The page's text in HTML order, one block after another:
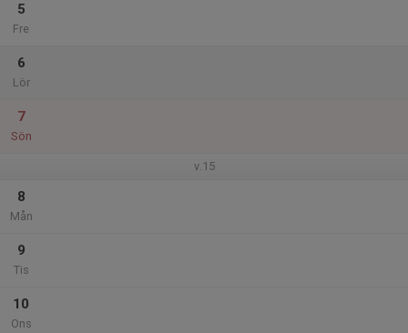
5
Fre
6
Lör
7
Sön
v.15
8
Mån
9
Tis
10
Ons